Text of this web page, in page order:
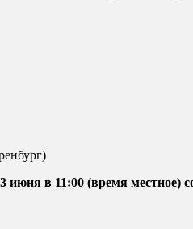
в 11:00 (время местное)